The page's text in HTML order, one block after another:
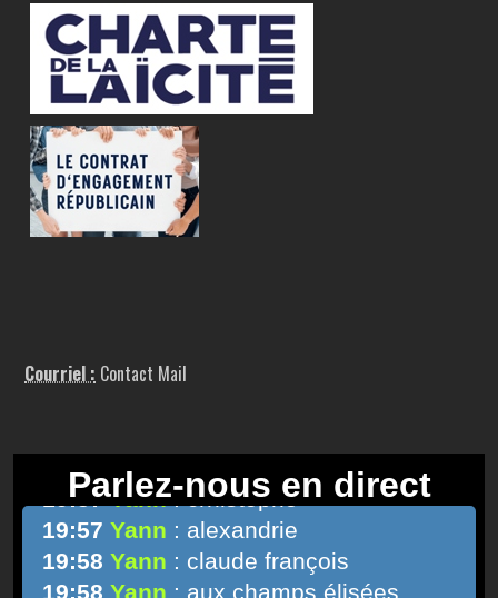
Courriel : Contact Mail